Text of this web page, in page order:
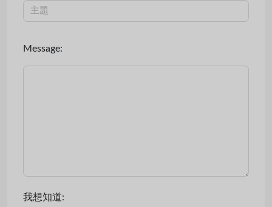
Message:
我想知道: